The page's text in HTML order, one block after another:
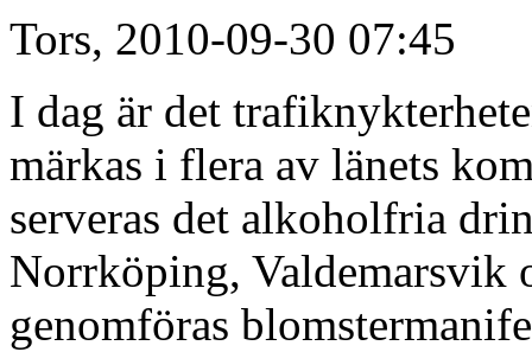
Tors, 2010-09-30 07:45
I dag är det
märkas i flera av länets
serveras det alkoholfria
Norrköping, Valdemarsvik
genomföras